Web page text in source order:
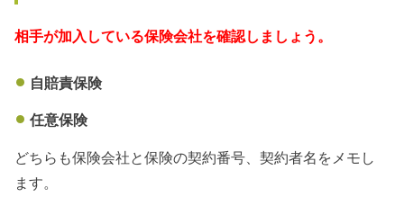
相手が加入している保険会社を確認しましょう。
自賠責保険
任意保険
どちらも保険会社と保険の契約番号、契約者名をメモし
ます。